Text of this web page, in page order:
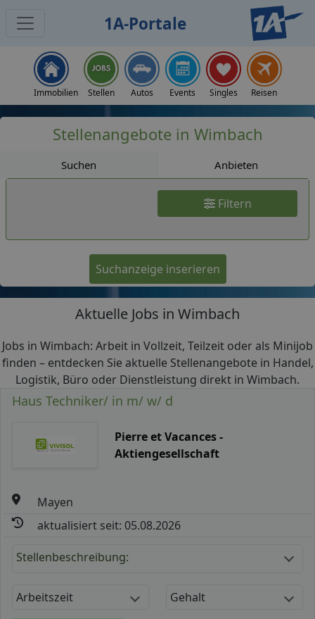
1A-Portale
Immobilien Stellen Autos Events Singles Reisen
Stellenangebote in Wimbach
Suchen Anbieten
Filtern
Suchanzeige inserieren
Aktuelle Jobs in Wimbach
Jobs in Wimbach: Arbeit in Vollzeit, Teilzeit oder als Minijob
finden – entdecken Sie aktuelle Stellenangebote in Handel,
Logistik, Büro oder Dienstleistung direkt in Wimbach.
Haus Techniker/ in m/ w/ d
Pierre et Vacances -
Aktiengesellschaft
Mayen
aktualisiert seit: 05.08.2026
Stellenbeschreibung:
Arbeitszeit Gehalt